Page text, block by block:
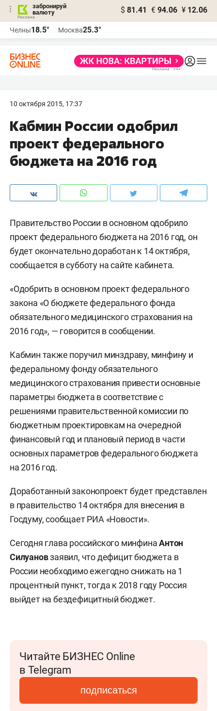
забронируй
валюту
$ 81.41 € 94.06 ¥ 12.06
Челны18.5° Москва25.3°
10 октября 2015, 17:37
Кабмин России одобрил
проект федерального
бюджета на 2016 год
Правительство России в основном одобрило
проект федерального бюджета на 2016 год, он
будет окончательно доработан к 14 октября,
сообщается в субботу на сайте кабинета.
«Одобрить в основном проект федерального
закона «О бюджете федерального фонда
обязательного медицинского страхования на
2016 год», — говорится в сообщении.
Кабмин также поручил минздраву, минфину и
федеральному фонду обязательного
медицинского страхования привести основные
параметры бюджета в соответствие с
решениями правительственной комиссии по
бюджетным проектировкам на очередной
финансовый год и плановый период в части
основных параметров федерального бюджета
на 2016 год.
Доработанный законопроект будет представлен
в правительство 14 октября для внесения в
Госдуму, сообщает РИА «Новости».
Сегодня глава российского минфинаАнтон
Силуановзаявил, что дефицит бюджета в
России необходимо ежегодно снижать на 1
процентный пункт, тогда к 2018 году Россия
выйдет на бездефицитный бюджет.
Читайте БИЗНЕС Online
в Telegram
подписаться